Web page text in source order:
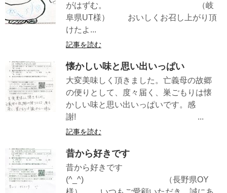
がはずむ。 （岐
阜県UT様） おいしくお召し上がり頂
けたよ...
記事を読む
懐かしい味と思い出いっぱい
大変美味しく頂きました。亡義母の故郷
の便りとして、度々届く、巣ごもりは懐
かしい味と思い出いっぱいです。感
謝! ...
記事を読む
昔から好きです
昔から好きです
(^_^) （長野県OY